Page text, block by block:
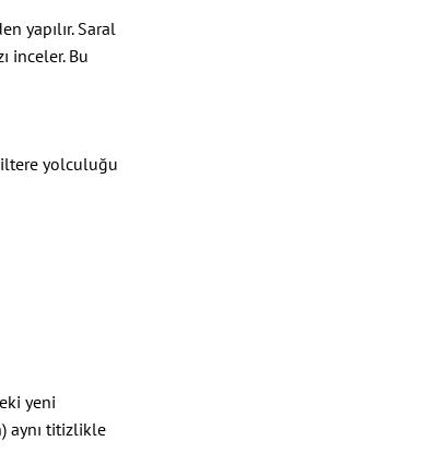
yapılır. Saral
inceler. Bu
yolculuğu
yeni
aynı titizlikle